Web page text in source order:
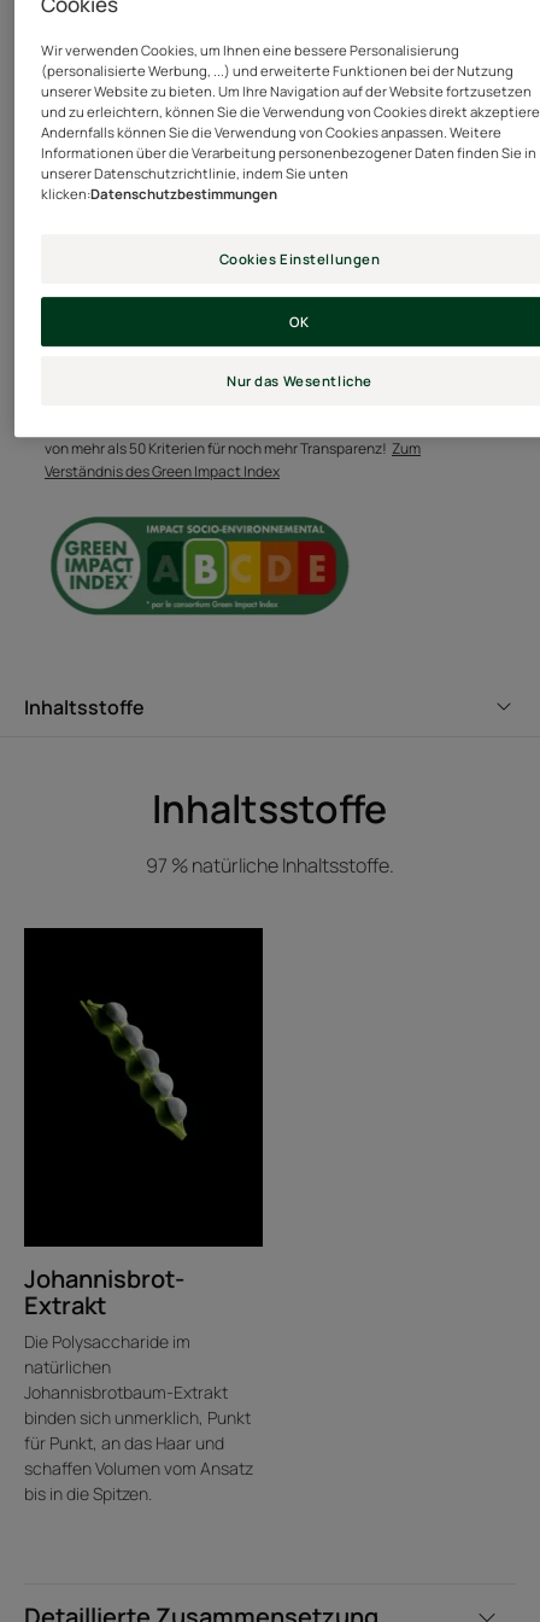
Perfekt geformt, zeigt das Haar lang anhaltendes
Volumen mit einem natürlichen Finish.
Nutzen
• Verleiht dem Ansatz Auftrieb und den Längen Fülle :
Natürliches Ergebnis : das Haar ist leicht und hat
Sprungkraft, ohne dass es sich starr anfühlt.•
Antistatische Wirkung : für kontrolliertes Volumen und
mehr Wohlbefinden.
Mehr sehen
Auswirkungen des Produkts
Kosmetika, Nahrungsergänzungsmitteln sowie Gesundheits-
Methodik der AFNOR Spec 2215 basiert. Es wurde dank der
von mehr als 50 Kriterien für noch mehr Transparenz! Zum
Verständnis des Green Impact Index
Inhaltsstoffe
Inhaltsstoffe
97 % natürliche Inhaltsstoffe.
Johannisbrot-
Extrakt
Die Polysaccharide im
natürlichen
Johannisbrotbaum-Extrakt
binden sich unmerklich, Punkt
für Punkt, an das Haar und
schaffen Volumen vom Ansatz
bis in die Spitzen.
Wir verwenden Cookies, um Ihnen eine bessere Personalisierung
(personalisierte Werbung, ...) und erweiterte Funktionen bei der Nutzung
unserer Website zu bieten. Um Ihre Navigation auf der Website fortzusetzen
und zu erleichtern, können Sie die Verwendung von Cookies direkt
Andernfalls können Sie die Verwendung von Cookies anpassen. Weitere
Informationen über die Verarbeitung personenbezogener Daten finden Sie in
unserer Datenschutzrichtlinie, indem Sie unten
klicken:Datenschutzbestimmungen
Cookies Einstellungen
Nur das Wesentliche
OK